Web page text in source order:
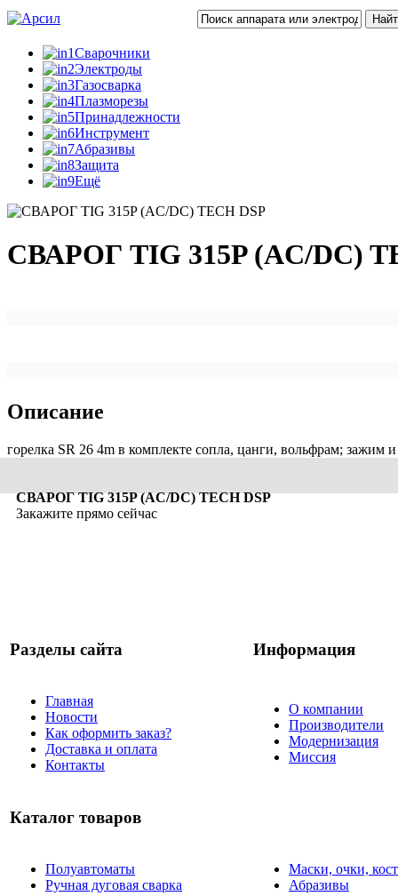
Сварочники
Электроды
Газосварка
Плазморезы
Принадлежности
Инструмент
Абразивы
Защита
Ещё
СВАРОГ TIG 315P (AC/DC)
Описание
горелка SR 26 4m в комплекте сопла, цанги, вольфрам; зажим
СВАРОГ TIG 315P (AC/DC) TECH DSP
Закажите прямо сейчас
Разделы сайта Информация
Главная
Новости
Как оформить заказ?
Доставка и оплата
Контакты
О компании
Производители
Модернизация
Миссия
Каталог товаров
Полуавтоматы
Ручная дуговая сварка
Маски, очки,
Абразивы